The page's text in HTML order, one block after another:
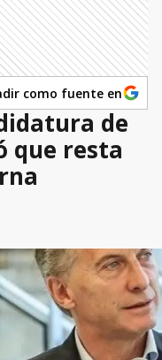
como fuente en
de
que resta